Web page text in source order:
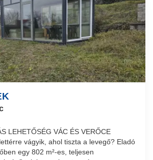
LEHETŐSÉG VÁC ÉS VERŐCE
vágyik, ahol tiszta a levegő? Eladó
egy 802 m²-es, teljesen